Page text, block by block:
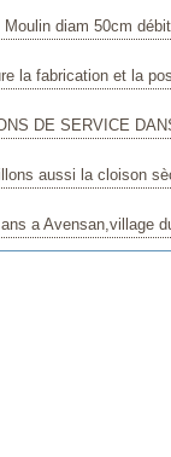
diam 50cm
la fabrication et la
DE SERVICE
aussi la cloison
a Avensan,village